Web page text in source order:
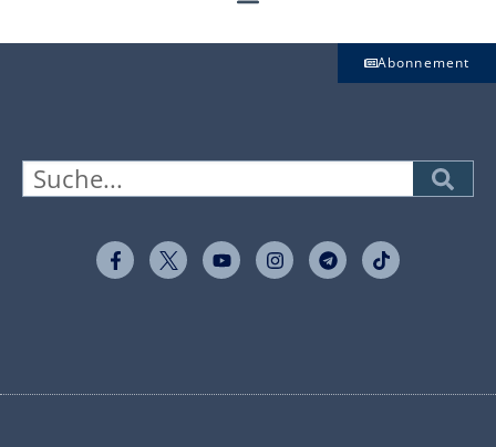
Abonnement